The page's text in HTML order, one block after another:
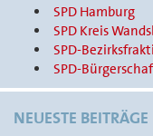
SPD Hamburg
SPD Kreis
SPD-
SPD-
NEUESTE BEITRÄGE